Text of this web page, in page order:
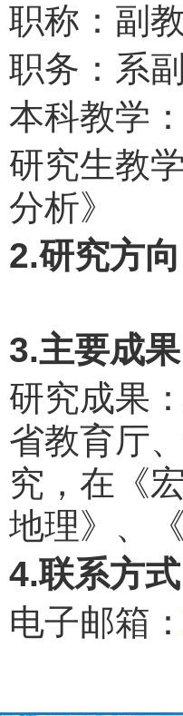
职称：副
职务：系
本科教学
研究生教
分析》
2.研究方向
3.主要成果
研究成果
省教育厅
究，在《
地理》、
4.联系方式
电子邮箱：